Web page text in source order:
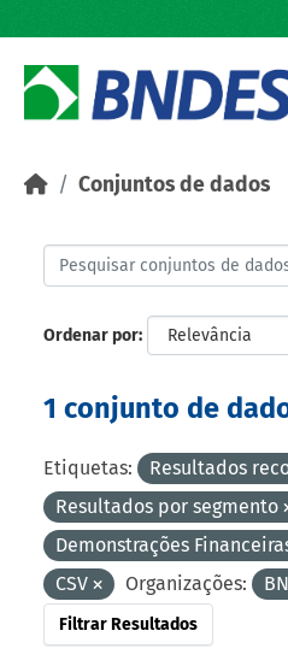
Conjuntos de dados
Ordenar por
1 conjunto de
Etiquetas:
Resultados
Resultados por segmento
Demonstrações
CSV
Organizações:
Filtrar Resultados